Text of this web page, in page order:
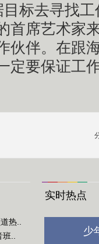
标去寻找
首席艺术家
伙伴。在跟
定要保证工
热..
..
实时热点
少